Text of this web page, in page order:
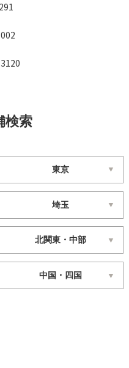
検索
東京
埼玉
北関東・中部
中国・四国